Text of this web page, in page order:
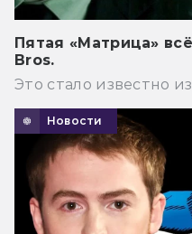
Пятая «Матрица»
Bros.
Это стало известно
Новости